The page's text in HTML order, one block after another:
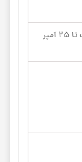
سیم کشی تجهیزات پرمصرف تا 25 آمپر